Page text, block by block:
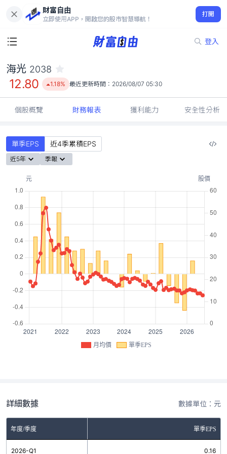
財富自由
立即使用APP，開啟您的股市智慧導航！
打開
登入
12.80
1.18%
海光 2038
12.80 1.18% 最近更新時間： 2026/08/07 05:30
個股概覽 財務報表 獲利能力 安全性分析
單季EPS 近4季累積EPS
近5年 季報
月均價 單季EPS
詳細數據 數據單位：元
年度/季度 單季EPS
2026-Q1 0.16